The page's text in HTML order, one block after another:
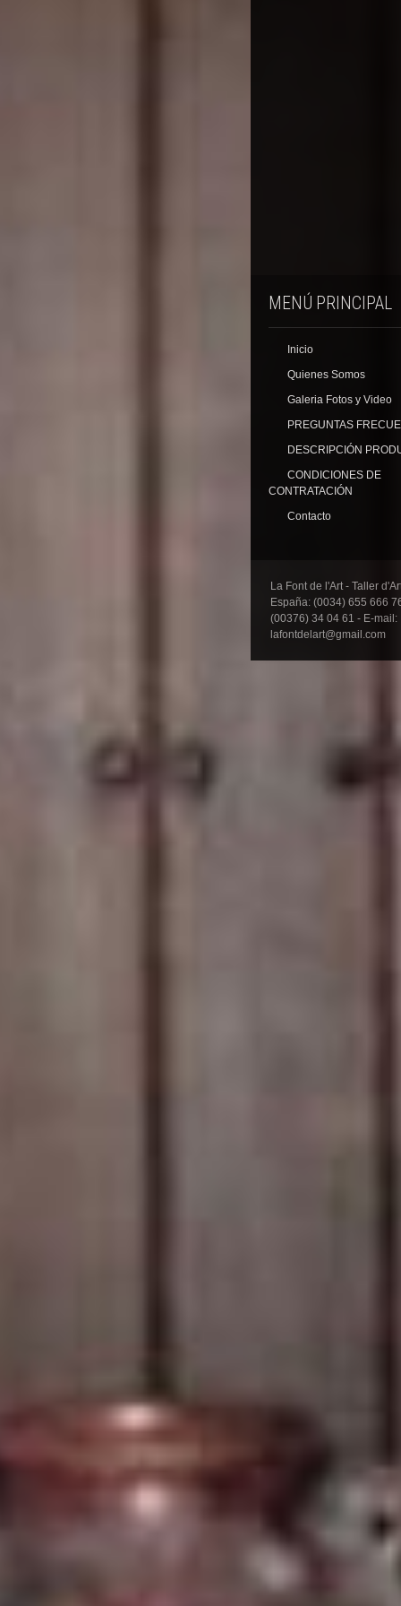
MENÚ PRINCIPAL
Inicio
Quienes Somos
Galeria Fotos y Video
PREGUNTAS
DESCRIPCIÓN
CONDICIONES DE
CONTRATACIÓN
Contacto
La Font de l'Art - Taller
España: (0034) 655 666
(00376) 34 04 61 - E-mail:
lafontdelart@gmail.com